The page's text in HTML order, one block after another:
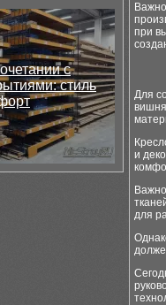
с
стиль
при
Для
и
для